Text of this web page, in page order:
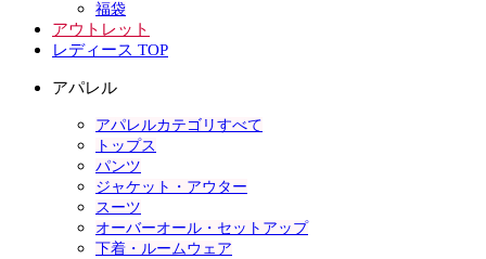
福袋
アウトレット
レディース TOP
アパレル
アパレルカテゴリすべて
トップス
パンツ
ジャケット・アウター
スーツ
オーバーオール・セットアップ
下着・ルームウェア